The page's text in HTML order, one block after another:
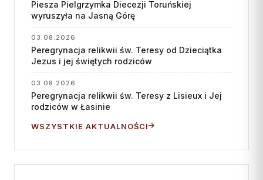
Piesza Pielgrzymka Diecezji Toruńskiej
wyruszyła na Jasną Górę
03.08.2026
Peregrynacja relikwii św. Teresy od Dzieciątka
Jezus i jej świętych rodziców
03.08.2026
Peregrynacja relikwii św. Teresy z Lisieux i Jej
rodziców w Łasinie
WSZYSTKIE AKTUALNOŚCI